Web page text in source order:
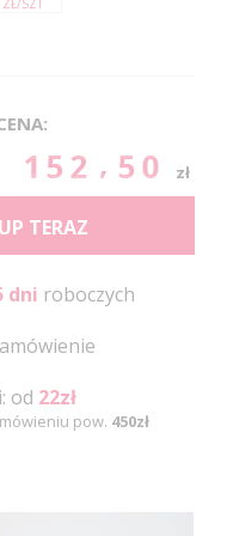
SZT
152.50 zł
TERAZ
dni roboczych
od 22zł
pow. 450zł